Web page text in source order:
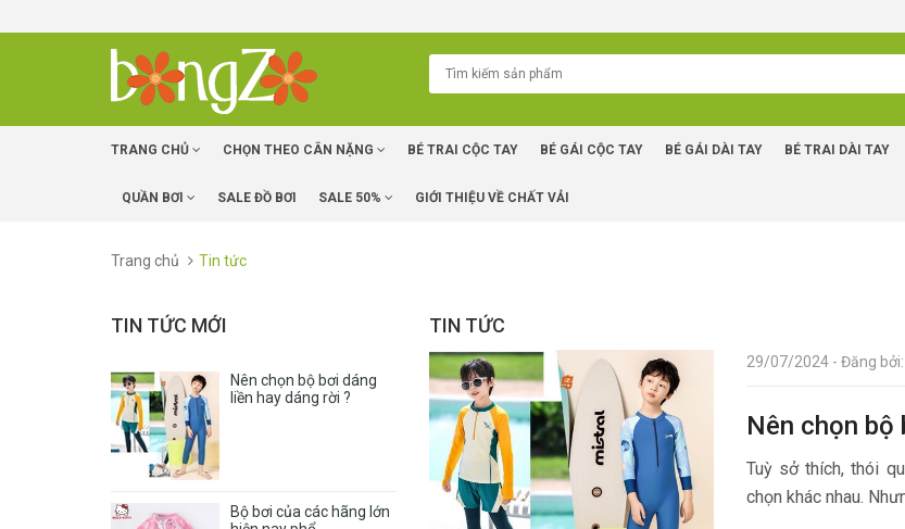
TRANG CHỦ CHỌN THEO CÂN NẶNG BÉ TRAI CỘC TAY BÉ GÁI CỘC TAY BÉ GÁI DÀI TAY BÉ TRAI DÀI TAY
QUẦN BƠI SALE ĐỒ BƠI SALE 50% GIỚI THIỆU VỀ CHẤT VẢI
Trang chủ Tin tức
TIN TỨC
29/07/2024 - Đăng
Nên chọn bộ
Tuỳ sở thích, thói
chọn khác nhau.
TIN TỨC MỚI
Nên chọn bộ bơi dáng
liền hay dáng rời ?
Bộ bơi của các hãng lớn